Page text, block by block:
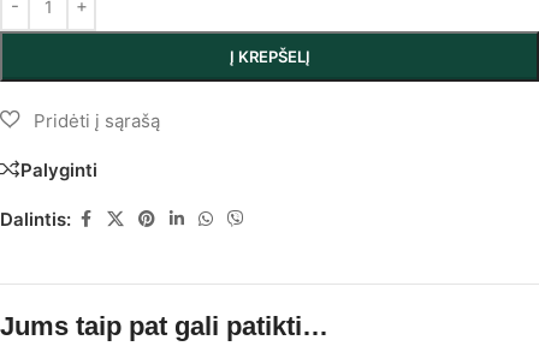
Į KREPŠELĮ
Palyginti
Dalintis:
Jums taip pat gali patikti…